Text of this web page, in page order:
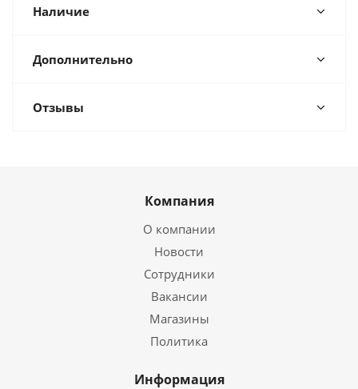
Наличие
Дополнительно
Отзывы
Компания
О компании
Новости
Сотрудники
Вакансии
Магазины
Политика
Информация